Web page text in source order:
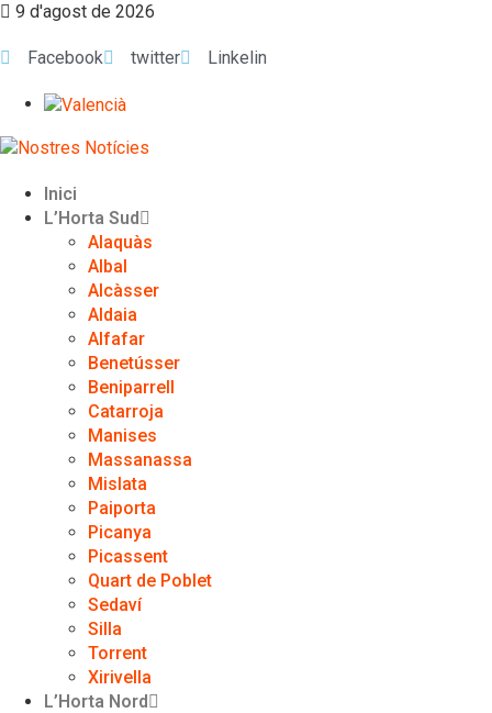
9 d'agost de 2026
Facebook twitter Linkelin
Inici
L’Horta Sud
Alaquàs
Albal
Alcàsser
Aldaia
Alfafar
Benetússer
Beniparrell
Catarroja
Manises
Massanassa
Mislata
Paiporta
Picanya
Picassent
Quart de Poblet
Sedaví
Silla
Torrent
Xirivella
L’Horta Nord